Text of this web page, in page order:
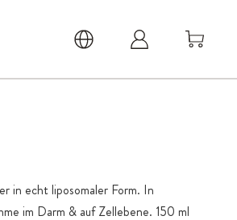
in echt liposomaler Form. In
im Darm & auf Zellebene. 150 ml